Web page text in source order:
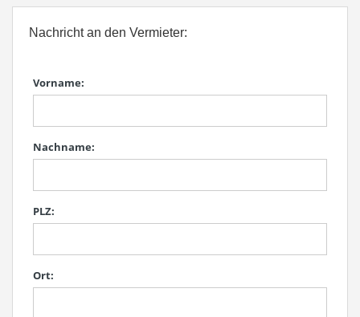
Nachricht an den Vermieter:
Vorname:
Nachname:
PLZ:
Ort: